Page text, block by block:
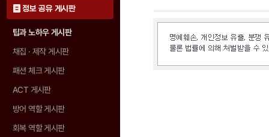
정보 공유 게시판
팁과 노하우 게시판
채집 · 제작 게시판
패션 체크 게시판
ACT 게시판
방어 역할 게시판
회복 역할 게시판